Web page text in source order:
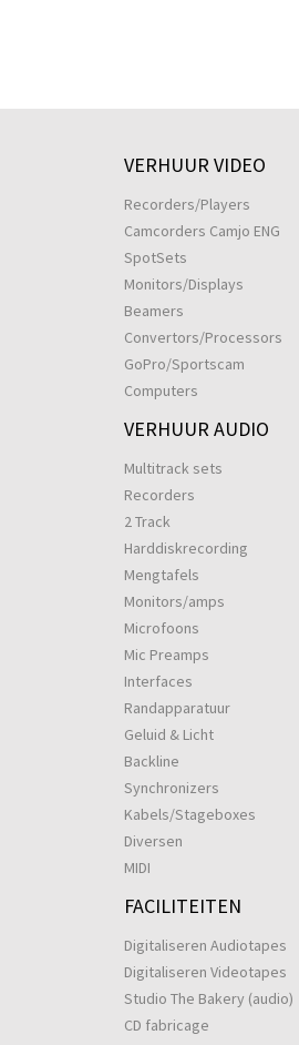
VERHUUR VIDEO
Recorders/Players
Camcorders Camjo ENG
SpotSets
Monitors/Displays
Beamers
Convertors/Processors
GoPro/Sportscam
Computers
VERHUUR AUDIO
Multitrack sets
Recorders
2 Track
Harddiskrecording
Mengtafels
Monitors/amps
Microfoons
Mic Preamps
Interfaces
Randapparatuur
Geluid & Licht
Backline
Synchronizers
Kabels/Stageboxes
Diversen
MIDI
FACILITEITEN
Digitaliseren Audiotapes
Digitaliseren Videotapes
Studio The Bakery (audio)
CD fabricage